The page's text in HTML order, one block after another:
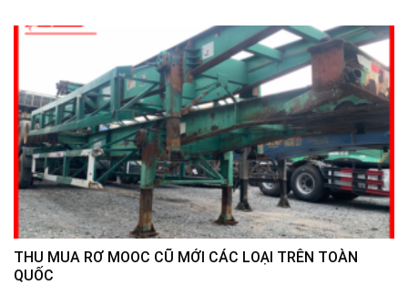
THU MUA RƠ MOOC CŨ MỚI CÁC LOẠI TRÊN TOÀN
QUỐC